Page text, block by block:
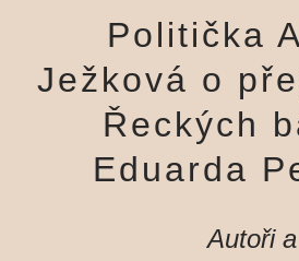
Politička
Ježková o
Řeckých
Eduarda
Autoři a